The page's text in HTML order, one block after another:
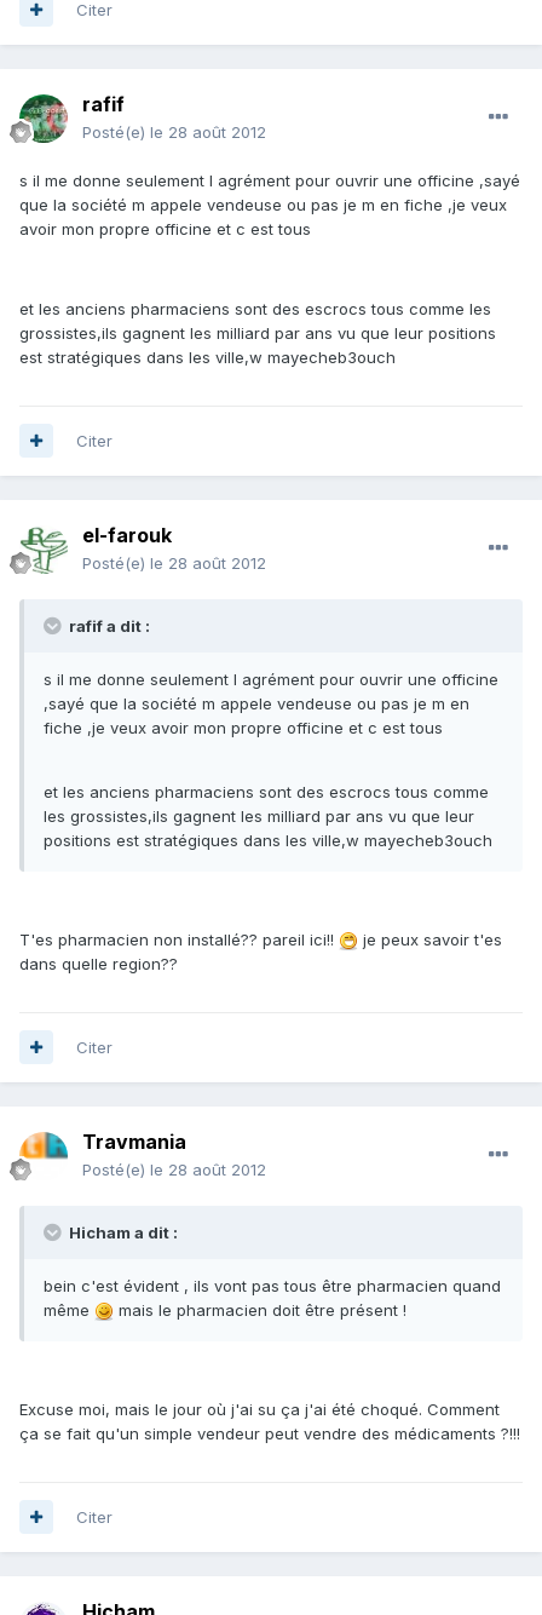
Citer
rafif
Posté(e) le 28 août 2012
s il me donne seulement l agrément pour ouvrir une officine ,sayé
que la société m appele vendeuse ou pas je m en fiche ,je veux
avoir mon propre officine et c est tous
et les anciens pharmaciens sont des escrocs tous comme les
grossistes,ils gagnent les milliard par ans vu que leur positions
est stratégiques dans les ville,w mayecheb3ouch
Citer
el-farouk
Posté(e) le 28 août 2012
rafif a dit :
s il me donne seulement l agrément pour ouvrir une officine
,sayé que la société m appele vendeuse ou pas je m en
fiche ,je veux avoir mon propre officine et c est tous
et les anciens pharmaciens sont des escrocs tous comme
les grossistes,ils gagnent les milliard par ans vu que leur
positions est stratégiques dans les ville,w mayecheb3ouch
T'es pharmacien non installé?? pareil ici!!
je peux savoir t'es
dans quelle region??
Citer
Travmania
Posté(e) le 28 août 2012
Hicham a dit :
bein c'est évident , ils vont pas tous être pharmacien quand
même
mais le pharmacien doit être présent !
Excuse moi, mais le jour où j'ai su ça j'ai été choqué. Comment
ça se fait qu'un simple vendeur peut vendre des médicaments ?!!!
Citer